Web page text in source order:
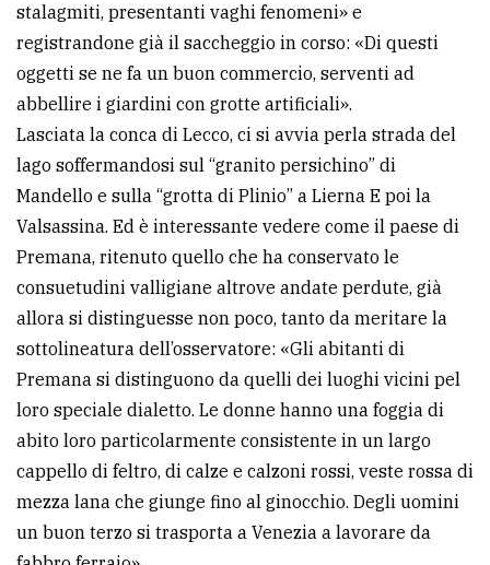
stalagmiti, presentanti vaghi fenomeni» e
registrandone già il saccheggio in corso: «Di questi
oggetti se ne fa un buon commercio, serventi ad
abbellire i giardini con grotte artificiali».
Lasciata la conca di Lecco, ci si avvia perla strada del
lago soffermandosi sul “granito persichino” di
Mandello e sulla “grotta di Plinio” a Lierna E poi la
Valsassina. Ed è interessante vedere come il paese di
Premana, ritenuto quello che ha conservato le
consuetudini valligiane altrove andate perdute, già
allora si distinguesse non poco, tanto da meritare la
sottolineatura dell’osservatore: «Gli abitanti di
Premana si distinguono da quelli dei luoghi vicini pel
loro speciale dialetto. Le donne hanno una foggia di
abito loro particolarmente consistente in un largo
cappello di feltro, di calze e calzoni rossi, veste rossa di
mezza lana che giunge fino al ginocchio. Degli uomini
un buon terzo si trasporta a Venezia a lavorare da